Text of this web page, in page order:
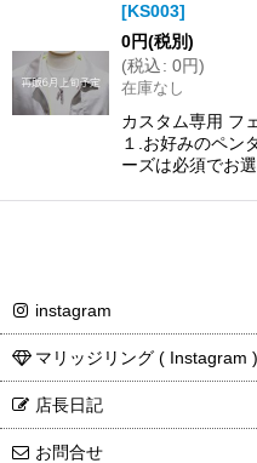
[KS003]
0円(税別)
(税込: 0円)
在庫なし
カスタム専用 フ
１.お好みのペン
ーズは必須でお
instagram
マリッジリング ( Instagram )
店長日記
お問合せ